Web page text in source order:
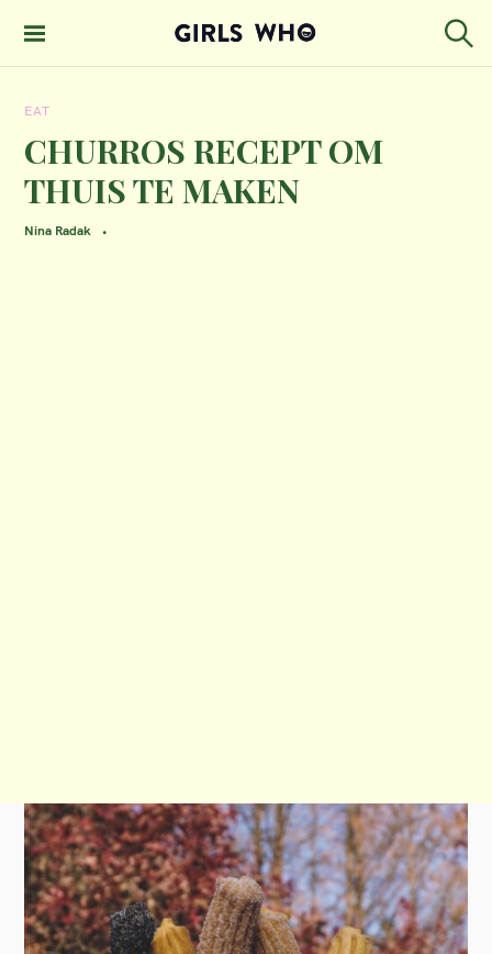
GIRLS WHO
EAT
CHURROS RECEPT OM
THUIS TE MAKEN
Nina Radak